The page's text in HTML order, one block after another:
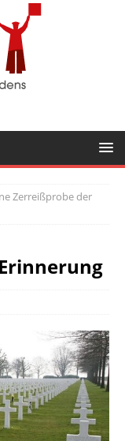
Zerreißprobe der